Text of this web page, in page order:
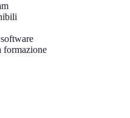
formazione